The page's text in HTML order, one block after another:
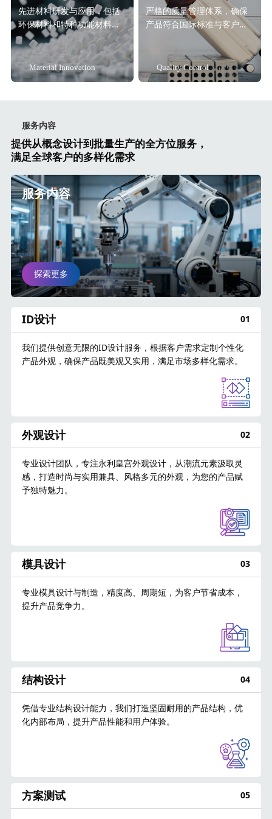
先进材料研发与应用，包括
环保材料和特种功能材料解
决方案。
Material Innovation
严格的质量管理体系，确保
产品符合国际标准与客户要
Quality Control
服务内容
提供从概念设计到批量生产的全方位服务，
满足全球客户的多样化需求
服务内容
探索更多
ID设计 01
我们提供创意无限的ID设计服务，根据客户需求定制个性化
产品外观，确保产品既美观又实用，满足市场多样化需求。
外观设计 02
专业设计团队，专注永利皇宫外观设计，从潮流元素汲取灵
感，打造时尚与实用兼具、风格多元的外观，为您的产品赋
予独特魅力。
模具设计 03
专业模具设计与制造，精度高、周期短，为客户节省成本，
提升产品竞争力。
结构设计 04
凭借专业结构设计能力，我们打造坚固耐用的产品结构，优
化内部布局，提升产品性能和用户体验。
方案测试 05